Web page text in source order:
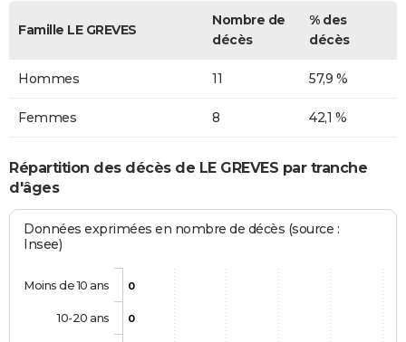
Famille LE GREVES
Nombre de
décès
% des
décès
Hommes 11 57,9 %
Femmes 8 42,1 %
Répartition des décès de LE GREVES par tranche
d'âges
Données exprimées en nombre de décès (source :
Insee)
0
0
Moins de 10 ans
10-20 ans